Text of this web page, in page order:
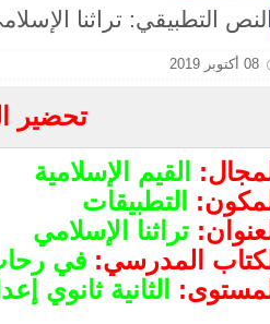
النص التطبيقي: تراثنا
08 أكتوبر 2019
تحضير
:
القيم الإسلامية
:
التطبيقات
: تراثنا الإسلامي
المدرسي: في
: الثانية ثانوي